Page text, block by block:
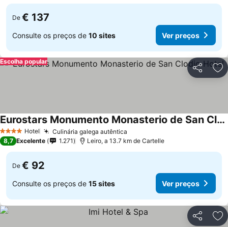
De € 137
Consulte os preços de 10 sites Ver preços
Partilhar
Escolha popular
4 EstrelasHotel Culinária galega autêntica
Eurostars Monumento Monasterio de San Clodio Hotel
8,7 Excelente 1.271 Leiro, a 13.7 km de Cartelle
De € 92
Consulte os preços de 15 sites Ver preços
Partilhar